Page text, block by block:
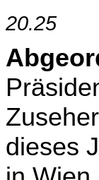
20.25
dieses